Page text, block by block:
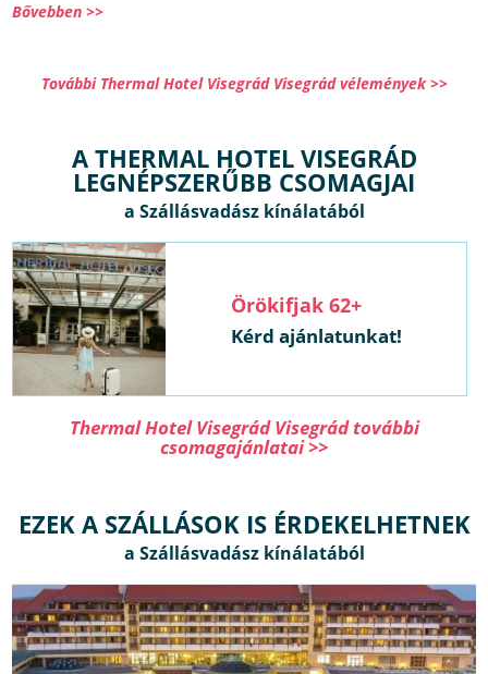
Bővebben >>
További Thermal Hotel Visegrád Visegrád vélemények >>
A THERMAL HOTEL VISEGRÁD
LEGNÉPSZERŰBB CSOMAGJAI
Örökifjak 62+
Kérd ajánlatunkat!
Thermal Hotel Visegrád Visegrád további
csomagajánlatai >>
EZEK A SZÁLLÁSOK IS ÉRDEKELHETNEK